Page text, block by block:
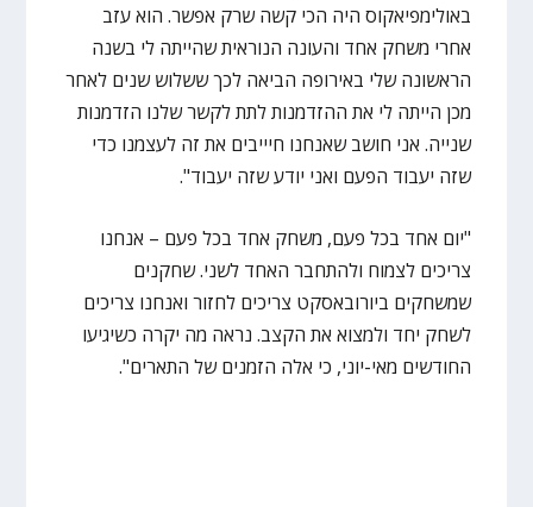
באולימפיאקוס היה הכי קשה שרק אפשר. הוא עזב
אחרי משחק אחד והעונה הנוראית שהייתה לי בשנה
הראשונה שלי באירופה הביאה לכך ששלוש שנים לאחר
מכן הייתה לי את ההזדמנות לתת לקשר שלנו הזדמנות
שנייה. אני חושב שאנחנו חיייבים את זה לעצמנו כדי
שזה יעבוד הפעם ואני יודע שזה יעבוד".
"יום אחד בכל פעם, משחק אחד בכל פעם – אנחנו
צריכים לצמוח ולהתחבר האחד לשני. שחקנים
שמשחקים ביורובאסקט צריכים לחזור ואנחנו צריכים
לשחק יחד ולמצוא את הקצב. נראה מה יקרה כשיגיעו
החודשים מאי-יוני, כי אלה הזמנים של התארים".